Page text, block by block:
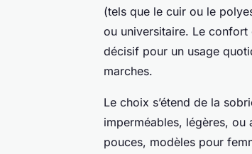
(tels que le cuir ou le
ou universitaire. Le confort
décisif pour un usage
marches.
Le choix s’étend de la
imperméables, légères,
pouces, modèles pour